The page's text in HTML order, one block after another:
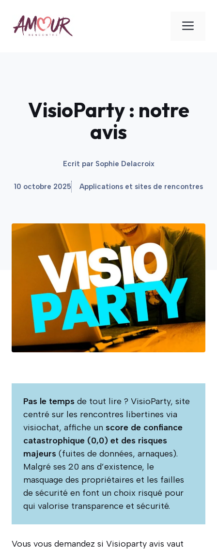
contenu
VisioParty : notre
avis
Ecrit par Sophie Delacroix
10 octobre 2025 Applications et sites de rencontres
Pas le temps de tout lire ? VisioParty, site
centré sur les rencontres libertines via
visiochat, affiche un score de confiance
catastrophique (0,0) et des risques
majeurs (fuites de données, arnaques).
Malgré ses 20 ans d’existence, le
masquage des propriétaires et les failles
de sécurité en font un choix risqué pour
qui valorise transparence et sécurité.
Vous vous demandez si Visioparty avis vaut